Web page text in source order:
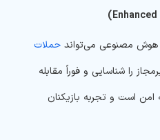
مصنوعی می‌تواند حملات
را شناسایی و فوراً مقابله
است و تجربه بازیکنان